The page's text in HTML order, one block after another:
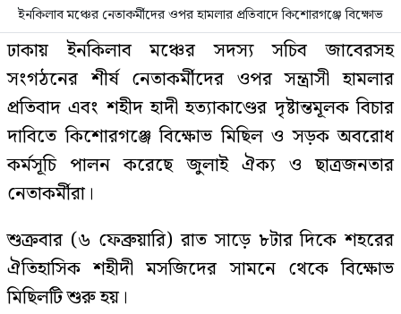
ইনকিলাব মঞ্চের নেতাকর্মীদের ওপর হামলার প্রতিবাদে কিশোরগঞ্জে বিক্ষোভ
ঢাকায় ইনকিলাব মঞ্চের সদস্য সচিব জাবেরসহ
সংগঠনের শীর্ষ নেতাকর্মীদের ওপর সন্ত্রাসী হামলার
প্রতিবাদ এবং শহীদ হাদী হত্যাকাণ্ডের দৃষ্টান্তমূলক বিচার
দাবিতে কিশোরগঞ্জে বিক্ষোভ মিছিল ও সড়ক অবরোধ
কর্মসূচি পালন করেছে জুলাই ঐক্য ও ছাত্রজনতার
নেতাকর্মীরা।
শুক্রবার (৬ ফেব্রুয়ারি) রাত সাড়ে ৮টার দিকে শহরের
ঐতিহাসিক শহীদী মসজিদের সামনে থেকে বিক্ষোভ
মিছিলটি শুরু হয়।